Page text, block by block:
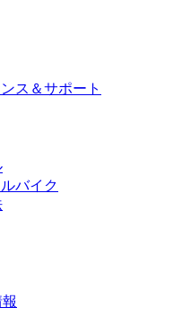
ス＆サポート
バイク